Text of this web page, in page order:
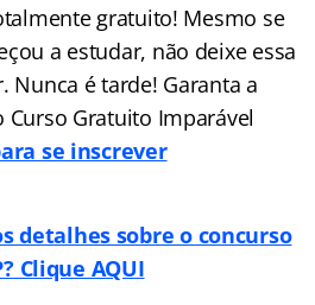
gratuito! Mesmo se
a estudar, não deixe essa
Nunca é tarde! Garanta a
Gratuito Imparável
se inscrever
detalhes sobre o concurso
Clique AQUI